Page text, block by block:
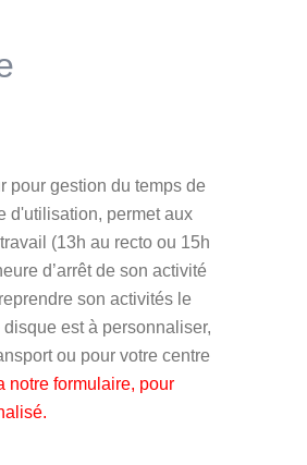
pour gestion du temps de
d'utilisation, permet aux
(13h au recto ou 15h
d’arrêt de son activité
son activités le
disque est à personnaliser,
ou pour votre centre
notre formulaire, pour